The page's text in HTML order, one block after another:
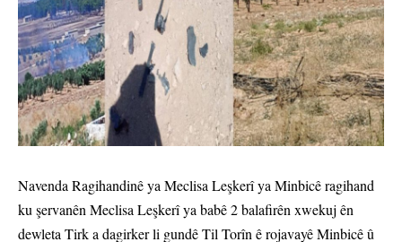
Navenda Ragihandinê ya Meclisa Leşkerî ya Minbicê ragihand
ku şervanên Meclisa Leşkerî ya babê 2 balafirên xwekuj ên
dewleta Tirk a dagirker li gundê Til Torîn ê rojavayê Minbicê û